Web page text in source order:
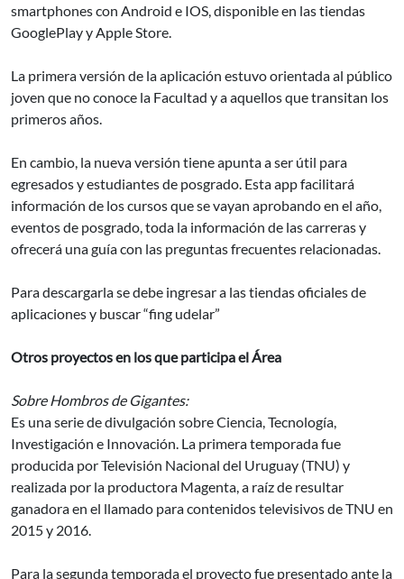
smartphones con Android e IOS, disponible en las tiendas
GooglePlay y Apple Store.
La primera versión de la aplicación estuvo orientada al público
joven que no conoce la Facultad y a aquellos que transitan los
primeros años.
En cambio, la nueva versión tiene apunta a ser útil para
egresados y estudiantes de posgrado. Esta app facilitará
información de los cursos que se vayan aprobando en el año,
eventos de posgrado, toda la información de las carreras y
ofrecerá una guía con las preguntas frecuentes relacionadas.
Para descargarla se debe ingresar a las tiendas oficiales de
aplicaciones y buscar “fing udelar”
Otros proyectos en los que participa el Área
Sobre Hombros de Gigantes:
Es una serie de divulgación sobre Ciencia, Tecnología,
Investigación e Innovación. La primera temporada fue
producida por Televisión Nacional del Uruguay (TNU) y
realizada por la productora Magenta, a raíz de resultar
ganadora en el llamado para contenidos televisivos de TNU en
2015 y 2016.
Para la segunda temporada el proyecto fue presentado ante la